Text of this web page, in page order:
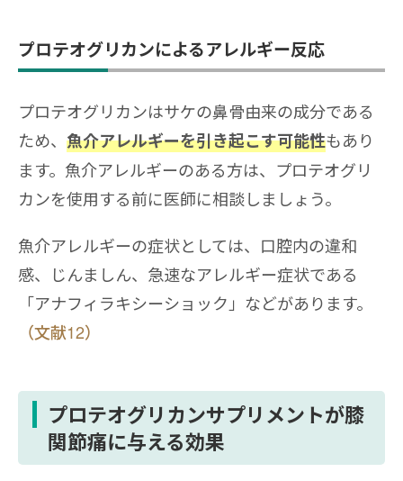
プロテオグリカンによるアレルギー反応
プロテオグリカンはサケの鼻骨由来の成分である
ため、 魚介アレルギーを引き起こす可能性もあり
ます。魚介アレルギーのある方は、プロテオグリ
カンを使用する前に医師に相談しましょう。
魚介アレルギーの症状としては、口腔内の違和
感、じんましん、急速なアレルギー症状である
「アナフィラキシーショック」などがあります。
（文献12）
プロテオグリカンサプリメントが膝
関節痛に与える効果